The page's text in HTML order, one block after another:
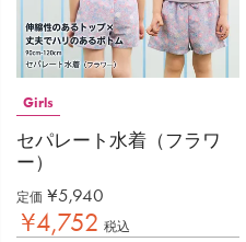
Girls
セパレート水着（フラワ
ー）
定価 ¥5,940
¥4,752 税込